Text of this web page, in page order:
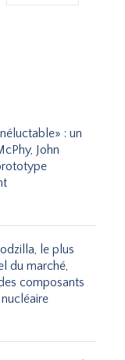
: un
John
le plus
du marché,
composants